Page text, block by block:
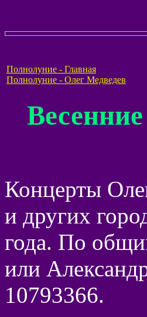
Полнолуние - Главная
Полнолуние - Олег Медведев
Концерты
и других
года. По
или
10793366.